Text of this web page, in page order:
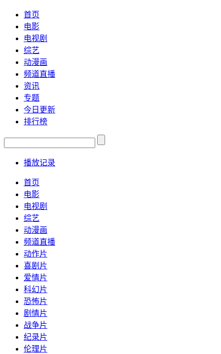
首页
电影
电视剧
综艺
动漫画
频道直播
资讯
专题
今日更新
排行榜
播放记录
首页
电影
电视剧
综艺
动漫画
频道直播
动作片
喜剧片
爱情片
科幻片
恐怖片
剧情片
战争片
纪录片
伦理片